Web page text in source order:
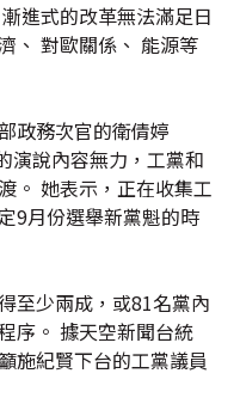
進式的改革無法滿足日
、 對歐關係、 能源等
政務次官的衛倩婷
演說內容無力，工黨和
。 她表示，正在收集工
9月份選舉新黨魁的時
至少兩成，或81名黨內
序。 據天空新聞台統
施紀賢下台的工黨議員